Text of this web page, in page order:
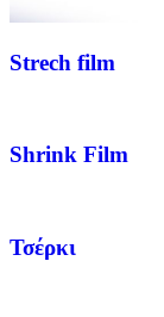
Strech film
Shrink Film
Τσέρκι